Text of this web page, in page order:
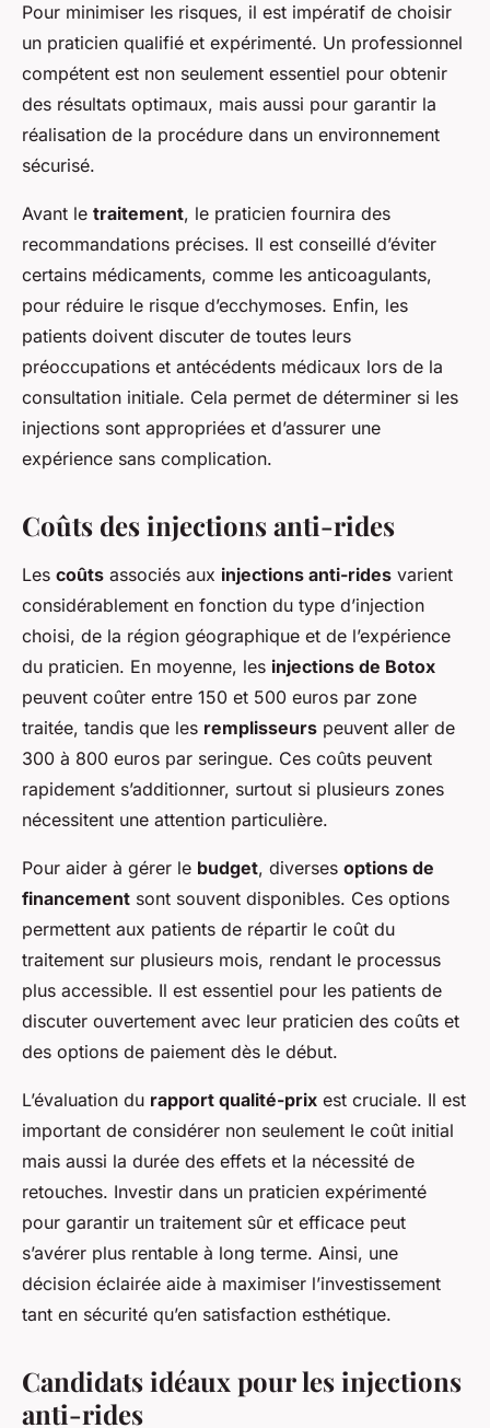
Pour minimiser les risques, il est impératif de choisir
un praticien qualifié et expérimenté. Un professionnel
compétent est non seulement essentiel pour obtenir
des résultats optimaux, mais aussi pour garantir la
réalisation de la procédure dans un environnement
sécurisé.
Avant le traitement, le praticien fournira des
recommandations précises. Il est conseillé d’éviter
certains médicaments, comme les anticoagulants,
pour réduire le risque d’ecchymoses. Enfin, les
patients doivent discuter de toutes leurs
préoccupations et antécédents médicaux lors de la
consultation initiale. Cela permet de déterminer si les
injections sont appropriées et d’assurer une
expérience sans complication.
Coûts des injections anti-rides
Les coûts associés aux injections anti-rides varient
considérablement en fonction du type d’injection
choisi, de la région géographique et de l’expérience
du praticien. En moyenne, les injections de Botox
peuvent coûter entre 150 et 500 euros par zone
traitée, tandis que les remplisseurs peuvent aller de
300 à 800 euros par seringue. Ces coûts peuvent
rapidement s’additionner, surtout si plusieurs zones
nécessitent une attention particulière.
Pour aider à gérer le budget, diverses options de
financement sont souvent disponibles. Ces options
permettent aux patients de répartir le coût du
traitement sur plusieurs mois, rendant le processus
plus accessible. Il est essentiel pour les patients de
discuter ouvertement avec leur praticien des coûts et
des options de paiement dès le début.
L’évaluation du rapport qualité-prix est cruciale. Il est
important de considérer non seulement le coût initial
mais aussi la durée des effets et la nécessité de
retouches. Investir dans un praticien expérimenté
pour garantir un traitement sûr et efficace peut
s’avérer plus rentable à long terme. Ainsi, une
décision éclairée aide à maximiser l’investissement
tant en sécurité qu’en satisfaction esthétique.
Candidats idéaux pour les injections
anti-rides